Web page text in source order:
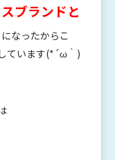
ブランドと
なったからこ
ています(*´ω｀)